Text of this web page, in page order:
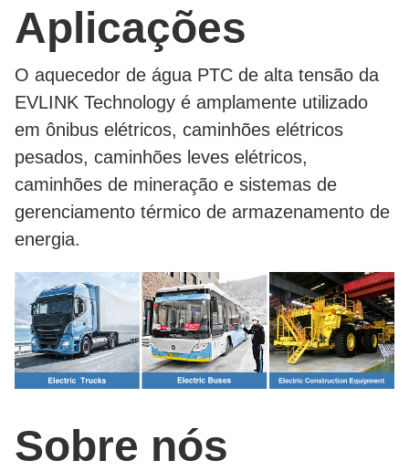
Aplicações
O aquecedor de água PTC de alta tensão da
EVLINK Technology é amplamente utilizado
em ônibus elétricos, caminhões elétricos
pesados, caminhões leves elétricos,
caminhões de mineração e sistemas de
gerenciamento térmico de armazenamento de
energia.
Sobre nós